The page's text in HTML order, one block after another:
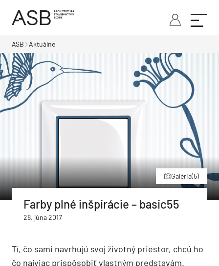
ASB Aktuálne
Galéria(5)
Farby plné inšpirácie – basic55
28. júna 2017
Tí, čo sami navrhujú svoj životný priestor, chcú ho
čo najviac prispôsobiť vlastným predstavám.